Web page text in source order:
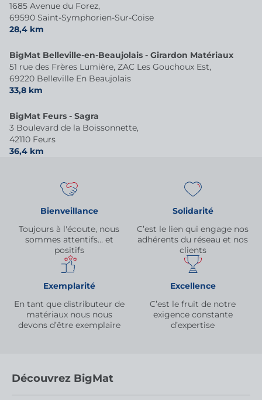
1685 Avenue du Forez,
69590 Saint-Symphorien-Sur-Coise
28,4 km
BigMat Belleville-en-Beaujolais - Girardon Matériaux
51 rue des Frères Lumière, ZAC Les Gouchoux Est,
69220 Belleville En Beaujolais
33,8 km
BigMat Feurs - Sagra
3 Boulevard de la Boissonnette,
42110 Feurs
36,4 km
Bienveillance
Toujours à l'écoute, nous
sommes attentifs… et
positifs
Solidarité
C’est le lien qui engage nos
adhérents du réseau et nos
clients
Exemplarité
En tant que distributeur de
matériaux nous nous
devons d’être exemplaire
Excellence
C’est le fruit de notre
exigence constante
d’expertise
Découvrez BigMat